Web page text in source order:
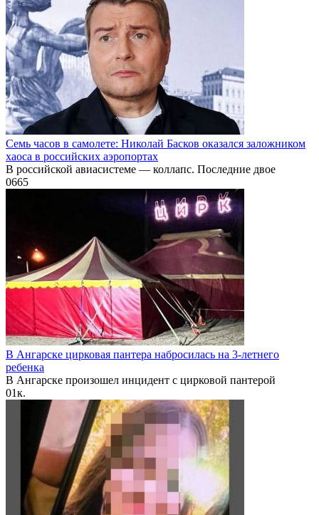
Семь часов в самолете: Николай Басков оказался заложником
хаоса в российских аэропортах
В российской авиасистеме — коллапс. Последние двое
0665
В Ангарске цирковая пантера набросилась на 3-летнего
ребенка
В Ангарске произошел инцидент с цирковой пантерой
01к.